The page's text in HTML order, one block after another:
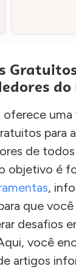
do
oferece uma
para
de
objetivo é
,
que
desafios
você
artigos